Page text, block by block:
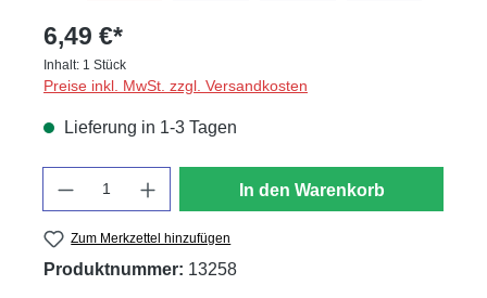
6,49 €*
Inhalt: 1 Stück
Preise inkl. MwSt. zzgl. Versandkosten
Lieferung in 1-3 Tagen
In den Warenkorb
Zum Merkzettel hinzufügen
Produktnummer: 13258